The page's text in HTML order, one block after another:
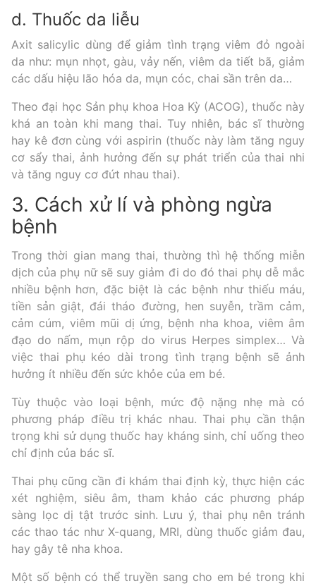
d. Thuốc da liễu
Axit salicylic dùng để giảm tình trạng viêm đỏ ngoài
da như: mụn nhọt, gàu, vảy nến, viêm da tiết bã, giảm
các dấu hiệu lão hóa da, mụn cóc, chai sần trên da…
Theo đại học Sản phụ khoa Hoa Kỳ (ACOG), thuốc này
khá an toàn khi mang thai. Tuy nhiên, bác sĩ thường
hay kê đơn cùng với aspirin (thuốc này làm tăng nguy
cơ sẩy thai, ảnh hưởng đến sự phát triển của thai nhi
và tăng nguy cơ đứt nhau thai).
3. Cách xử lí và phòng ngừa
bệnh
Trong thời gian mang thai, thường thì hệ thống miễn
dịch của phụ nữ sẽ suy giảm đi do đó thai phụ dễ mắc
nhiều bệnh hơn, đặc biệt là các bệnh như thiếu máu,
tiền sản giật, đái tháo đường, hen suyễn, trầm cảm,
cảm cúm, viêm mũi dị ứng, bệnh nha khoa, viêm âm
đạo do nấm, mụn rộp do virus Herpes simplex… Và
việc thai phụ kéo dài trong tình trạng bệnh sẽ ảnh
hưởng ít nhiều đến sức khỏe của em bé.
Tùy thuộc vào loại bệnh, mức độ nặng nhẹ mà có
phương pháp điều trị khác nhau. Thai phụ cần thận
trọng khi sử dụng thuốc hay kháng sinh, chỉ uống theo
chỉ định của bác sĩ.
Thai phụ cũng cần đi khám thai định kỳ, thực hiện các
xét nghiệm, siêu âm, tham khảo các phương pháp
sàng lọc dị tật trước sinh. Lưu ý, thai phụ nên tránh
các thao tác như X-quang, MRI, dùng thuốc giảm đau,
hay gây tê nha khoa.
Một số bệnh có thể truyền sang cho em bé trong khi